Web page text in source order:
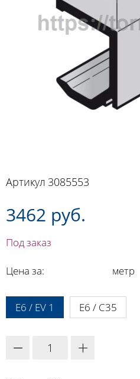
Артикул 3085553
3462 руб.
Под заказ
Цена за: метр
E6 / EV 1 E6 / C35